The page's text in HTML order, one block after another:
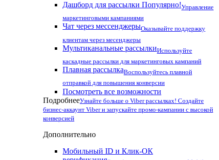
Дашборд для рассылки Популярно!Управление
маркетинговыми кампаниями
Чат через мессенджерыОказывайте поддержку
клиентам через месенджеры
Мультиканальные рассылкиИспользуйте
каскадные рассылки для маркетинговых кампаний
Плавная рассылкаВоспользуйтесь плавной
отправкой для повышения конверсии
Посмотреть все возможности
ПодробнееУзнайте больше о Viber рассылках! Создайте
бизнес-аккаунт Viber и запускайте промо-кампании с высокой
конверсией
Дополнительно
Мобильный ID и Клик-ОК